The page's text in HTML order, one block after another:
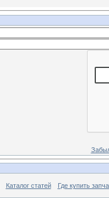
Каталог статей Где купить